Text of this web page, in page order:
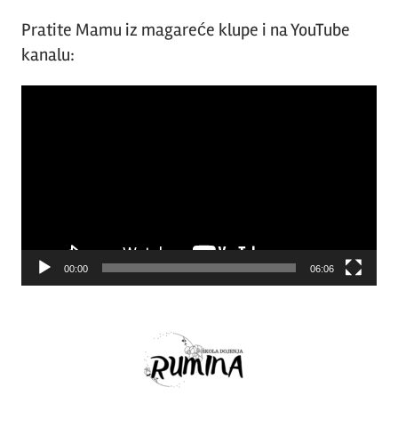
Pratite Mamu iz magareće klupe i na YouTube
kanalu:
00:00 06:06